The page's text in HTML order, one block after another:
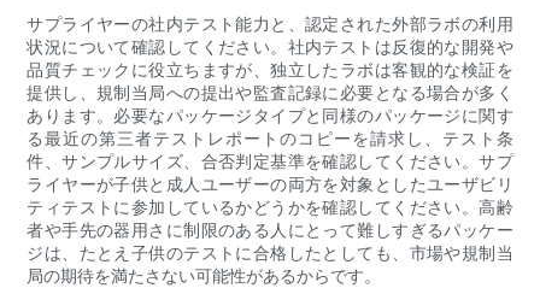
サプライヤーの社内テスト能力と、認定された外部ラボの利用
状況について確認してください。社内テストは反復的な開発や
品質チェックに役立ちますが、独立したラボは客観的な検証を
提供し、規制当局への提出や監査記録に必要となる場合が多く
あります。必要なパッケージタイプと同様のパッケージに関す
る最近の第三者テストレポートのコピーを請求し、テスト条
件、サンプルサイズ、合否判定基準を確認してください。サプ
ライヤーが子供と成人ユーザーの両方を対象としたユーザビリ
ティテストに参加しているかどうかを確認してください。高齢
者や手先の器用さに制限のある人にとって難しすぎるパッケー
ジは、たとえ子供のテストに合格したとしても、市場や規制当
局の期待を満たさない可能性があるからです。